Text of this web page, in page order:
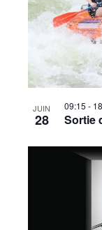
JUIN
28
09:15 -
Sortie